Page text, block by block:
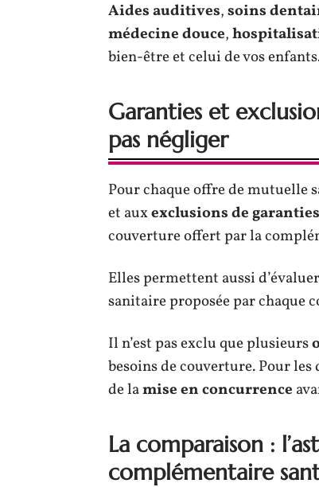
Aides auditives,soins
médecine douce,
bien-être et celui de vos
Garanties et
pas négliger
Pour chaque offre de mutuelle
et auxexclusionsdegaranties
couverture offert par la
Elles permettent aussi
sanitaire proposée par chaque
Il n’est pas exclu que plusieurs
besoins de couverture. Pour
de lamise en concurrence
La comparaison :
complémentaire